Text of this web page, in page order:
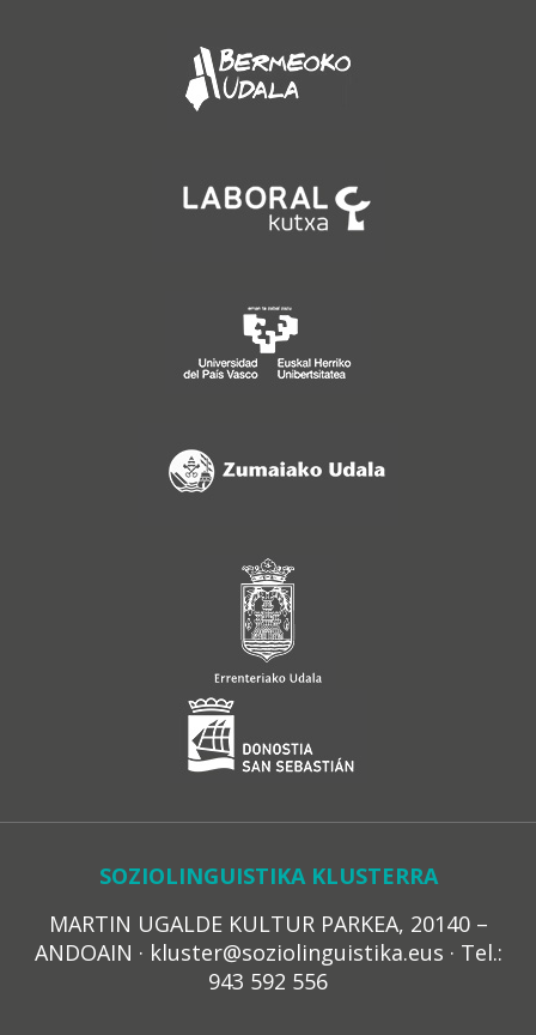
SOZIOLINGUISTIKA KLUSTERRA
MARTIN UGALDE KULTUR PARKEA, 20140 –
ANDOAIN · kluster@soziolinguistika.eus · Tel.:
943 592 556